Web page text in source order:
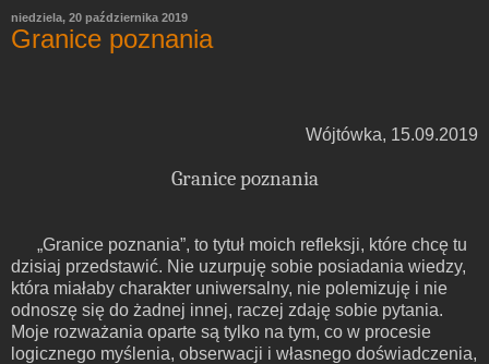
niedziela, 20 października 2019
Granice poznania
Wójtówka, 15.09.2019
Granice poznania
„Granice poznania”, to tytuł moich refleksji, które chcę tu
dzisiaj przedstawić. Nie uzurpuję sobie posiadania wiedzy,
która miałaby charakter uniwersalny, nie polemizuję i nie
odnoszę się do żadnej innej, raczej zdaję sobie pytania.
Moje rozważania oparte są tylko na tym, co w procesie
logicznego myślenia, obserwacji i własnego doświadczenia,